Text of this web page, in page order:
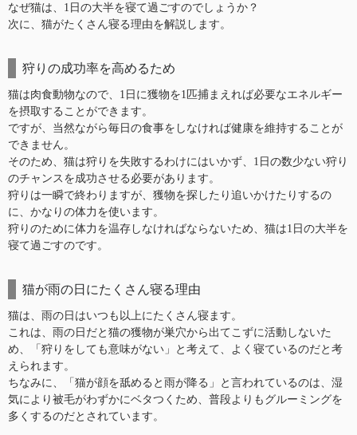
なぜ猫は、1日の大半を寝て過ごすのでしょうか？
次に、猫がたくさん寝る理由を解説します。
狩りの成功率を高めるため
猫は肉食動物なので、1日に獲物を1匹捕まえれば必要なエネルギー
を摂取することができます。
ですが、当然ながら毎日の食事をしなければ健康を維持することが
できません。
そのため、猫は狩りを失敗するわけにはいかず、1日の数少ない狩り
のチャンスを成功させる必要があります。
狩りは一瞬で終わりますが、獲物を探したり追いかけたりするの
に、かなりの体力を使います。
狩りのために体力を温存しなければならないため、猫は1日の大半を
寝て過ごすのです。
猫が雨の日にたくさん寝る理由
猫は、雨の日はいつも以上にたくさん寝ます。
これは、雨の日だと猫の獲物が巣穴から出てこずに活動しないた
め、「狩りをしても意味がない」と考えて、よく寝ているのだと考
えられます。
ちなみに、「猫が顔を舐めると雨が降る」と言われているのは、湿
気により被毛がわずかにベタつくため、普段よりもグルーミングを
多くするのだとされています。